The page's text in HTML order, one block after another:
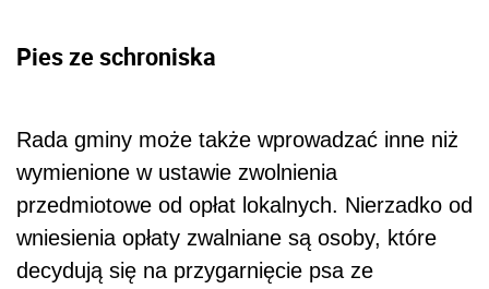
Pies ze schroniska
Rada gminy może także wprowadzać inne niż
wymienione w ustawie zwolnienia
przedmiotowe od opłat lokalnych. Nierzadko od
wniesienia opłaty zwalniane są osoby, które
decydują się na przygarnięcie psa ze